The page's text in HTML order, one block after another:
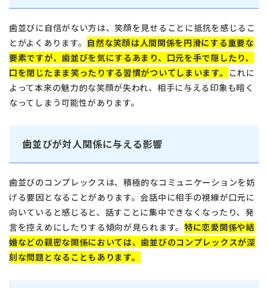
歯並びに自信がない方は、笑顔を見せることに抵抗を感じるこ
とがよくあります。 自然な笑顔は人間関係を円滑にする重要な
要素ですが、歯並びを気にするあまり、口元を手で隠したり、
口を閉じたまま笑ったりする習慣がついてしまいます。 これに
よって本来の魅力的な笑顔が失われ、相手に与える印象も暗く
なってしまう可能性があります。
歯並びが対人関係に与える影響
歯並びのコンプレックスは、積極的なコミュニケーションを妨
げる要因となることがあります。会話中に相手の視線が口元に
向いていると感じると、話すことに集中できなくなったり、発
言を控えめにしたりする傾向が見られます。 特に恋愛関係や結
婚などの親密な関係においては、歯並びのコンプレックスが深
刻な問題となることもあります。